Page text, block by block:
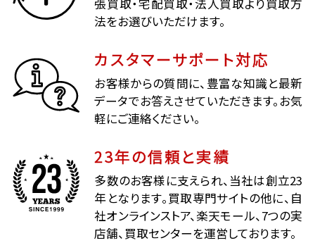
張買取・宅配買取・法人買取より買取方
法をお選びいただけます。
カスタマーサポート対応
お客様からの質問に、豊富な知識と最新
データでお答えさせていただきます。お気
軽にご連絡ください。
23年の信頼と実績
多数のお客様に支えられ、当社は創立23
年となります。買取専門サイトの他に、自
社オンラインストア、楽天モール、7つの実
店舗、買取センターを運営しております。